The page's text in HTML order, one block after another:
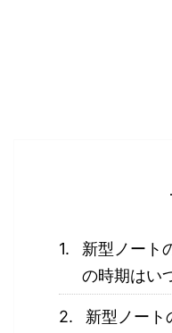
新型ノート
の時期はい
新型ノート